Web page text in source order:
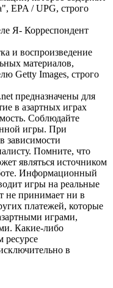
EPA / UPG, строго
Я- Корреспондент
и воспроизведение
материалов,
Getty Images, строго
предназначены для
в азартных играх
Соблюдайте
игры. При
зависимости
Помните, что
являться источником
Информационный
игры на реальные
не принимает ни в
платежей, которые
играми,
Какие-либо
ресурсе
в